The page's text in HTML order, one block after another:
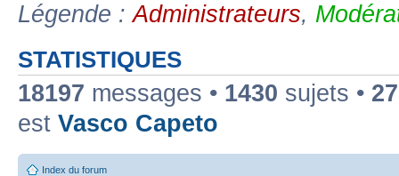
Légende :Administrateurs,
STATISTIQUES
18197 messages • 1430 sujets •
est Vasco Capeto
Index du forum